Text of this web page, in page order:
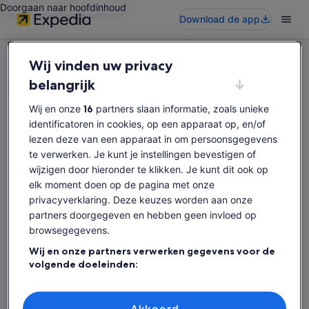
Doorgaan naar hoofdinhoud
Download de app
Sorry, deze activiteit is niet beschikbaar
Zoek opnieuw naar activiteiten.
Opnieuw zoeken
Wij vinden uw privacy
belangrijk
Wij en onze 16 partners slaan informatie, zoals unieke
identificatoren in cookies, op een apparaat op, en/of
lezen deze van een apparaat in om persoonsgegevens
te verwerken. Je kunt je instellingen bevestigen of
wijzigen door hieronder te klikken. Je kunt dit ook op
elk moment doen op de pagina met onze
privacyverklaring. Deze keuzes worden aan onze
partners doorgegeven en hebben geen invloed op
browsegegevens.
Wij en onze partners verwerken gegevens voor de
volgende doeleinden:
actief scannen ter identificatie. Informatie op een apparaat opslaan